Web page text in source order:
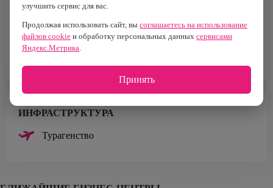
Тип здания
Бизнес-центр
Стихийная
Площадь офисов
5 500 м²
ИНФРАСТРУКТУРА
Турагенство
улучшить сервис для вас.
Продолжая использовать сайт, вы соглашаетесь на использование
файлов cookie и обработку персональных данных сервисами
Яндекс.Метрика
Принять